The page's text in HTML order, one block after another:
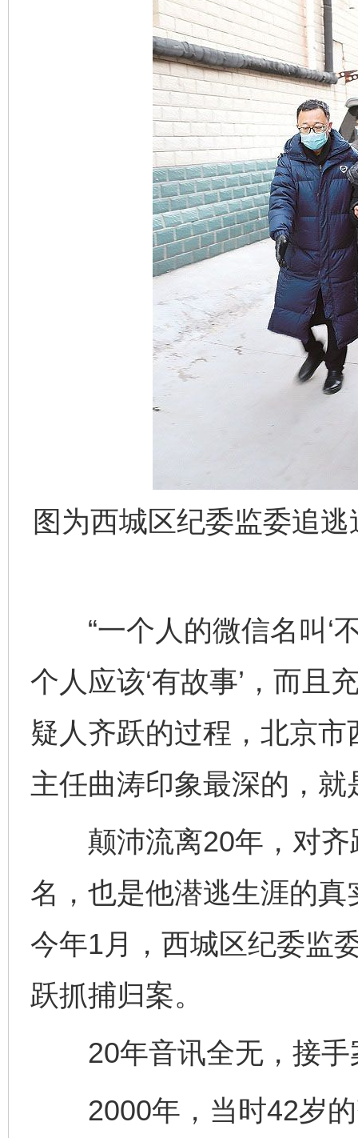
图为西城区纪委监委追
“一个人的微信名叫‘不
个人应该‘有故事’，而且
疑人齐跃的过程，北京
主任曲涛印象最深的，就
颠沛流离20年，对齐
名，也是他潜逃生涯的
今年1月，西城区纪委监
跃抓捕归案。
20年音讯全无，接手
2000年，当时42岁的